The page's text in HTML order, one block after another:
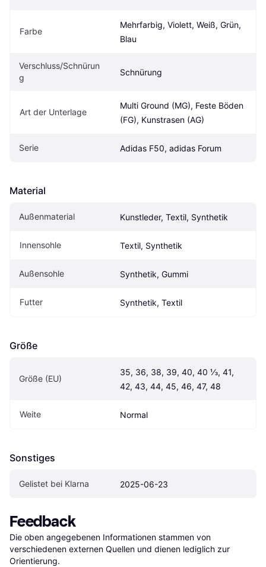
Farbe
Mehrfarbig, Violett, Weiß, Grün,
Blau
Verschluss/Schnürun
g
Schnürung
Art der Unterlage
Multi Ground (MG), Feste Böden
(FG), Kunstrasen (AG)
Serie Adidas F50, adidas Forum
Material
Außenmaterial Kunstleder, Textil, Synthetik
Innensohle Textil, Synthetik
Außensohle Synthetik, Gummi
Futter Synthetik, Textil
Größe
Größe (EU)
35, 36, 38, 39, 40, 40 ⅓, 41,
42, 43, 44, 45, 46, 47, 48
Weite Normal
Sonstiges
Gelistet bei Klarna 2025-06-23
Feedback
Die oben angegebenen Informationen stammen von
verschiedenen externen Quellen und dienen lediglich zur
Orientierung.